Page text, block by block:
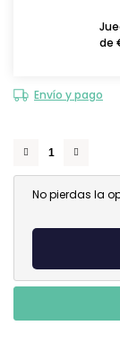
de
Envío y pago
No pierdas la